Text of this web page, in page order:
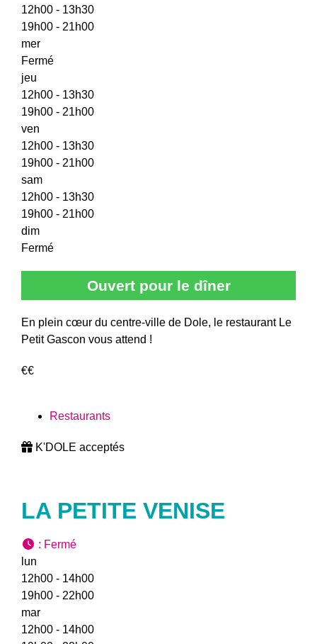
12h00 - 13h30
19h00 - 21h00
mer
Fermé
jeu
12h00 - 13h30
19h00 - 21h00
ven
12h00 - 13h30
19h00 - 21h00
sam
12h00 - 13h30
19h00 - 21h00
dim
Fermé
Ouvert pour le dîner
En plein cœur du centre-ville de Dole, le restaurant Le
Petit Gascon vous attend !
€€
Restaurants
K'DOLE acceptés
LA PETITE VENISE
: Fermé
lun
12h00 - 14h00
19h00 - 22h00
mar
12h00 - 14h00